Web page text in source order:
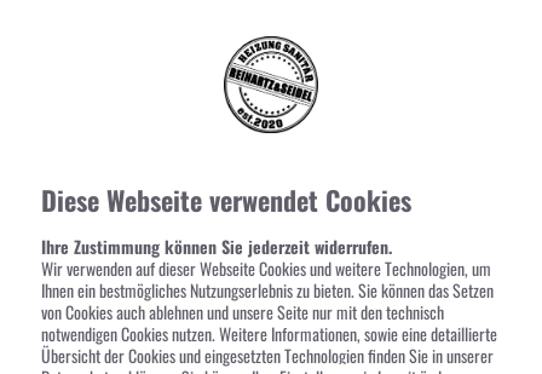
Diese Webseite verwendet Cookies
Ihre Zustimmung können Sie jederzeit widerrufen.
Wir verwenden auf dieser Webseite Cookies und weitere Technologien, um
Ihnen ein bestmögliches Nutzungserlebnis zu bieten. Sie können das Setzen
von Cookies auch ablehnen und unsere Seite nur mit den technisch
notwendigen Cookies nutzen. Weitere Informationen, sowie eine detaillierte
Übersicht der Cookies und eingesetzten Technologien finden Sie in unserer